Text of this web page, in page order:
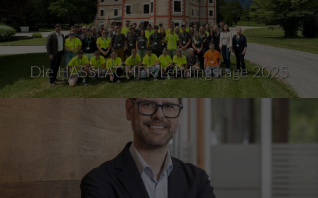
Die HASSLACHER Lehrlingstage 2025